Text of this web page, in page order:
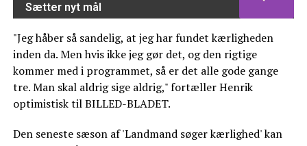
Sætter nyt mål
"Jeg håber så sandelig, at jeg har fundet kærligheden
inden da. Men hvis ikke jeg gør det, og den rigtige
kommer med i programmet, så er det alle gode gange
tre. Man skal aldrig sige aldrig," fortæller Henrik
optimistisk til BILLED-BLADET.
Den seneste sæson af 'Landmand søger kærlighed' kan